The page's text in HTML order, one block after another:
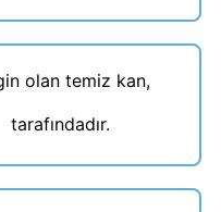
olan temiz kan,
tarafındadır.